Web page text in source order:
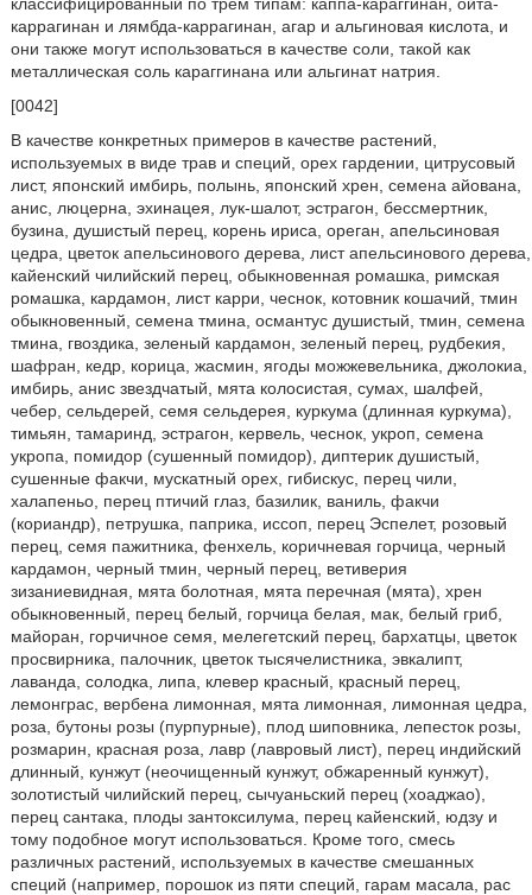
каррагинан и лямбда-каррагинан, агар и альгиновая кислота, и
они также могут использоваться в качестве соли, такой как
металлическая соль караггинана или альгинат натрия.
[0042]
В качестве конкретных примеров в качестве растений,
используемых в виде трав и специй, орех гардении, цитрусовый
лист, японский имбирь, полынь, японский хрен, семена айована,
анис, люцерна, эхинацея, лук-шалот, эстрагон, бессмертник,
бузина, душистый перец, корень ириса, ореган, апельсиновая
цедра, цветок апельсинового дерева, лист апельсинового дерева,
кайенский чилийский перец, обыкновенная ромашка, римская
ромашка, кардамон, лист карри, чеснок, котовник кошачий, тмин
обыкновенный, семена тмина, османтус душистый, тмин, семена
тмина, гвоздика, зеленый кардамон, зеленый перец, рудбекия,
шафран, кедр, корица, жасмин, ягоды можжевельника, джолокиа,
имбирь, анис звездчатый, мята колосистая, сумах, шалфей,
чебер, сельдерей, семя сельдерея, куркума (длинная куркума),
тимьян, тамаринд, эстрагон, кервель, чеснок, укроп, семена
укропа, помидор (сушенный помидор), диптерик душистый,
сушенные факчи, мускатный орех, гибискус, перец чили,
халапеньо, перец птичий глаз, базилик, ваниль, факчи
(кориандр), петрушка, паприка, иссоп, перец Эспелет, розовый
перец, семя пажитника, фенхель, коричневая горчица, черный
кардамон, черный тмин, черный перец, ветиверия
зизаниевидная, мята болотная, мята перечная (мята), хрен
обыкновенный, перец белый, горчица белая, мак, белый гриб,
майоран, горчичное семя, мелегетский перец, бархатцы, цветок
просвирника, палочник, цветок тысячелистника, эвкалипт,
лаванда, солодка, липа, клевер красный, красный перец,
лемонграс, вербена лимонная, мята лимонная, лимонная цедра,
роза, бутоны розы (пурпурные), плод шиповника, лепесток розы,
розмарин, красная роза, лавр (лавровый лист), перец индийский
длинный, кунжут (неочищенный кунжут, обжаренный кунжут),
золотистый чилийский перец, сычуаньский перец (хоаджао),
перец сантака, плоды зантоксилума, перец кайенский, юдзу и
тому подобное могут использоваться. Кроме того, смесь
различных растений, используемых в качестве смешанных
специй (например, порошок из пяти специй, гарам масала, рас